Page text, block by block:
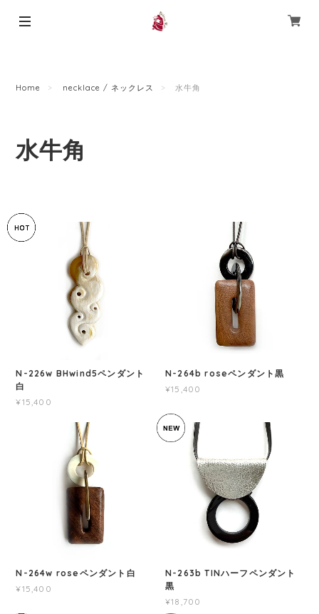
Home necklace / ネックレス 水牛角
水牛角
N-226w BHwind5ペンダント
白
¥15,400
N-264b roseペンダント黒
¥15,400
N-264w roseペンダント白
¥15,400
N-263b TINハーフペンダント
黒
¥18,700